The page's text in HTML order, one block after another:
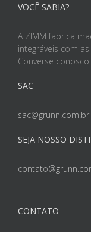
VOCÊ SABIA?
A ZIMM fabrica
integráveis com
Converse
SAC
sac@grunn.com.br
SEJA NOSSO
CONTATO